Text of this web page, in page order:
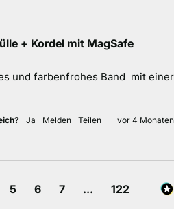
+ Kordel mit MagSafe
und farbenfrohes Band  mit einer
Ja Melden Teilen vor 4 Monaten
5 6 7 ... 122